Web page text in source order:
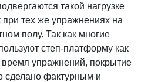
такой нагрузке
при тех же упражнениях на
полу. Так как многие
степ-платформу как
время упражнений, покрытие
фактурным и